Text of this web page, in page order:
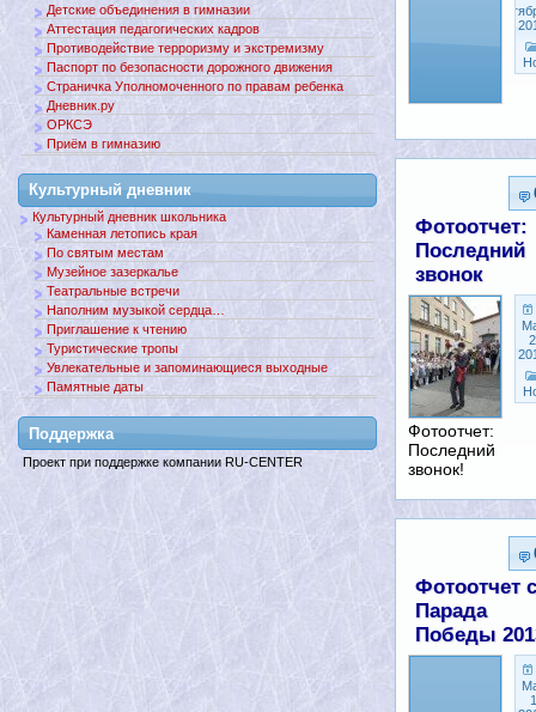
3,
Фотоотчет:
Последний
звонок
Фотоотчет:
Последний
звонок!
Фотоотчет с
Парада
Победы
Детские объединения в гимназии
Аттестация педагогических кадров
Противодействие терроризму и экстремизму
Паспорт по безопасности дорожного движения
Страничка Уполномоченного по правам ребенка
Дневник.ру
ОРКСЭ
Приём в гимназию
Культурный дневник
Культурный дневник школьника
Каменная летопись края
По святым местам
Музейное зазеркалье
Театральные встречи
Наполним музыкой сердца…
Приглашение к чтению
Туристические тропы
Увлекательные и запоминающиеся выходные
Памятные даты
Поддержкa
Проект при поддержке компании RU-CENTER